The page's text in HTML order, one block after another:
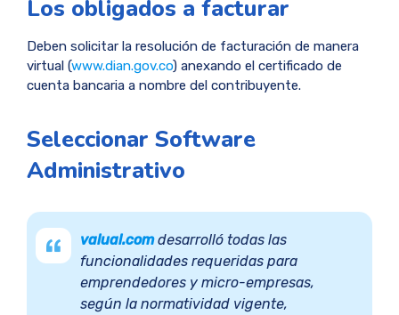
Los obligados a facturar
Deben solicitar la resolución de facturación de manera
virtual (www.dian.gov.co) anexando el certificado de
cuenta bancaria a nombre del contribuyente.
Seleccionar Software
Administrativo
valual.comdesarrolló todas las
funcionalidades requeridas para
emprendedores y micro-empresas,
según la normatividad vigente,